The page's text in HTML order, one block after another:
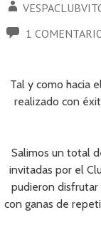
1
Tal y como hacia
realizado con
Salimos un total
invitadas por el
pudieron disfrutar
con ganas de